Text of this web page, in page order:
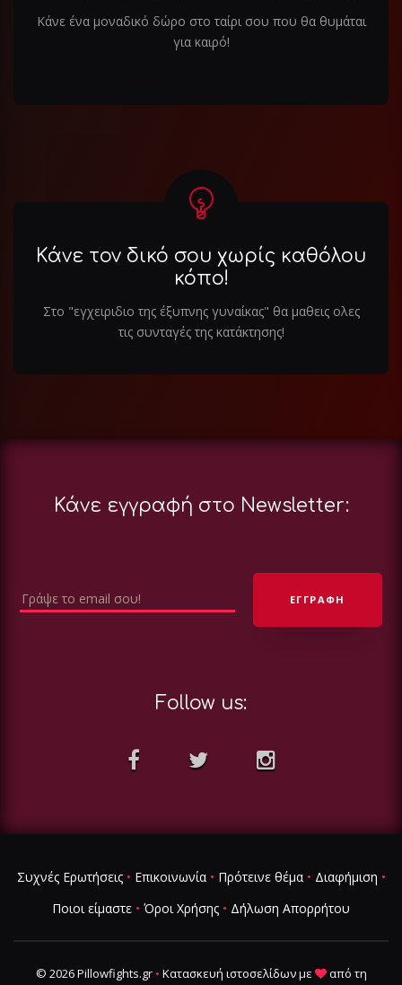
Κάνε ένα μοναδικό δώρο στο ταίρι σου που θα θυμάται
για καιρό!
Κάνε τον δικό σου χωρίς καθόλου
κόπο!
Στο "εγχειριδιο της έξυπνης γυναίκας" θα μαθεις ολες
τις συνταγές της κατάκτησης!
Κάνε εγγραφή στο Newsletter:
Follow us:
Συχνές Ερωτήσεις• Επικοινωνία• Πρότεινε θέμα• Διαφήμιση •
Ποιοι είμαστε • Όροι Χρήσης • Δήλωση Απορρήτου
© 2026 Pillowfights.gr • Κατασκευή ιστοσελίδωνμε από τη